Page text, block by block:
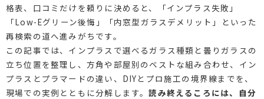
格表、口コミだけを頼りに決めると、「インプラス失敗」
「Low-Eグリーン後悔」「内窓型ガラスデメリット」といった
再検索の道へ進みがちです。
この記事では、インプラスで選べるガラス種類と曇りガラスの
立ち位置を整理し、方角や部屋別のベストな組み合わせ、イン
プラスとプラマードの違い、DIYとプロ施工の境界線までを、
現場での実例とともに分解します。読み終えるころには、自分